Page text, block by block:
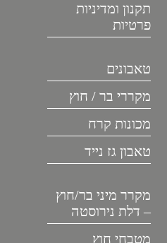
תקנון ומדיניות
פרטיות
טאבונים
מקררי בר / חוץ
מכונות קרח
טאבון גז נייד
מקרר מיני בר/חוץ
– דלת נירוסטה
מטבחי חוץ